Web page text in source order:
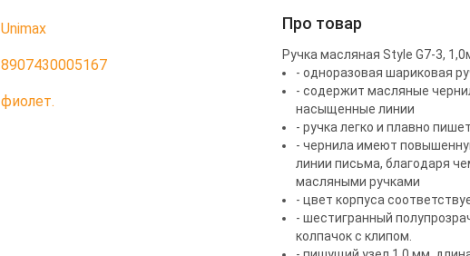
Unimax
8907430005167
фиолет.
Про товар
Ручка масляная Style G7-3,
- одноразовая шариковая
- содержит масляные
насыщенные линии
- ручка легко и плавно
- чернила имеют
линии письма, благодаря
масляными ручками
- цвет корпуса
- шестигранный
колпачок с клипом.